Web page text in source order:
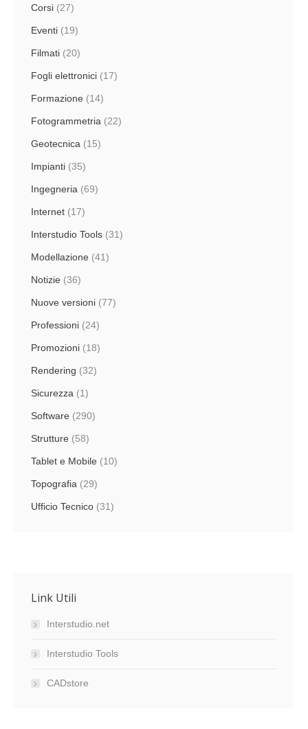
Corsi (27)
Eventi (19)
Filmati (20)
Fogli elettronici (17)
Formazione (14)
Fotogrammetria (22)
Geotecnica (15)
Impianti (35)
Ingegneria (69)
Internet (17)
Interstudio Tools (31)
Modellazione (41)
Notizie (36)
Nuove versioni (77)
Professioni (24)
Promozioni (18)
Rendering (32)
Sicurezza (1)
Software (290)
Strutture (58)
Tablet e Mobile (10)
Topografia (29)
Ufficio Tecnico (31)
Link Utili
Interstudio.net
Interstudio Tools
CADstore